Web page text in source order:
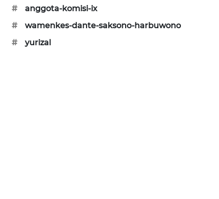
#
anggota-komisi-ix
#
wamenkes-dante-saksono-harbuwono
#
yurizal
FORWAMKI